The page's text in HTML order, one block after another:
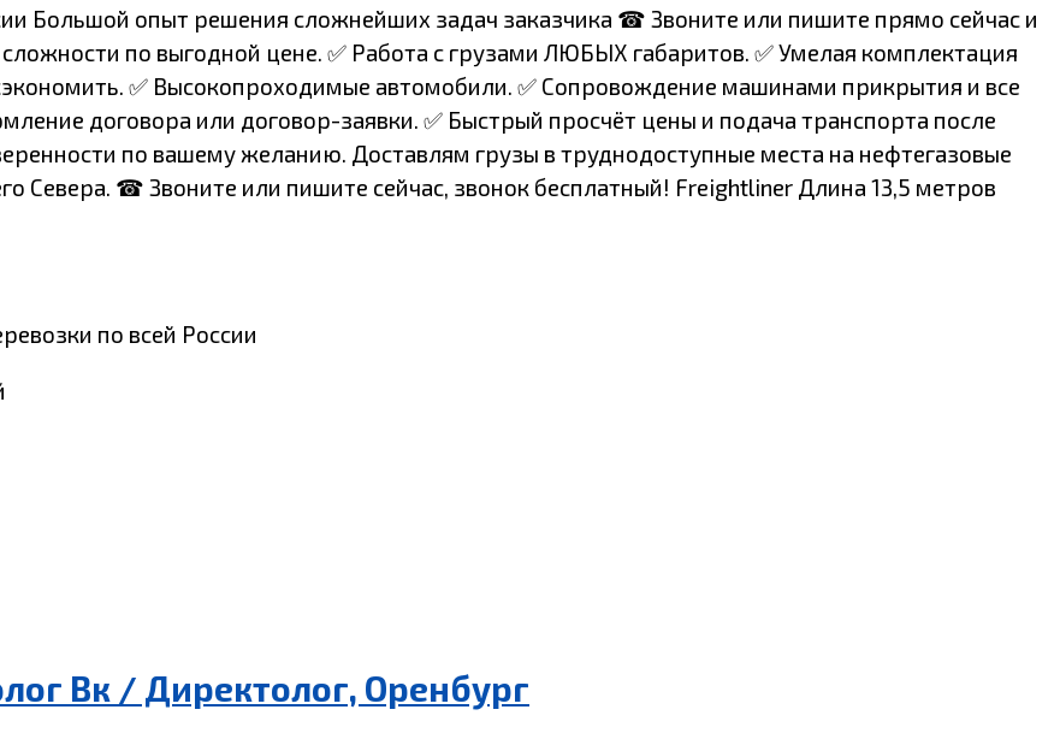
Большой опыт решения сложнейших задач заказчика ☎ Звоните или пишите прямо сейчас и
по выгодной цене. ✅ Работа с грузами ЛЮБЫХ габаритов. ✅ Умелая комплектация
✅ Высокопроходимые автомобили. ✅ Сопровождение машинами прикрытия и все
договора или договор-заявки. ✅ Быстрый просчёт цены и подача транспорта после
по вашему желанию. Доставлям грузы в труднодоступные места на нефтегазовые
Севера. ☎ Звоните или пишите сейчас, звонок бесплатный! Freightliner Длина 13,5 метров
по всей России
Вк / Директолог, Оренбург